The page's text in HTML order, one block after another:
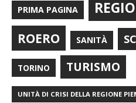
PRIMA PAGINA
ROERO SANITÀ
TORINO TURISMO
UNITÀ DI CRISI DELLA REGIONE